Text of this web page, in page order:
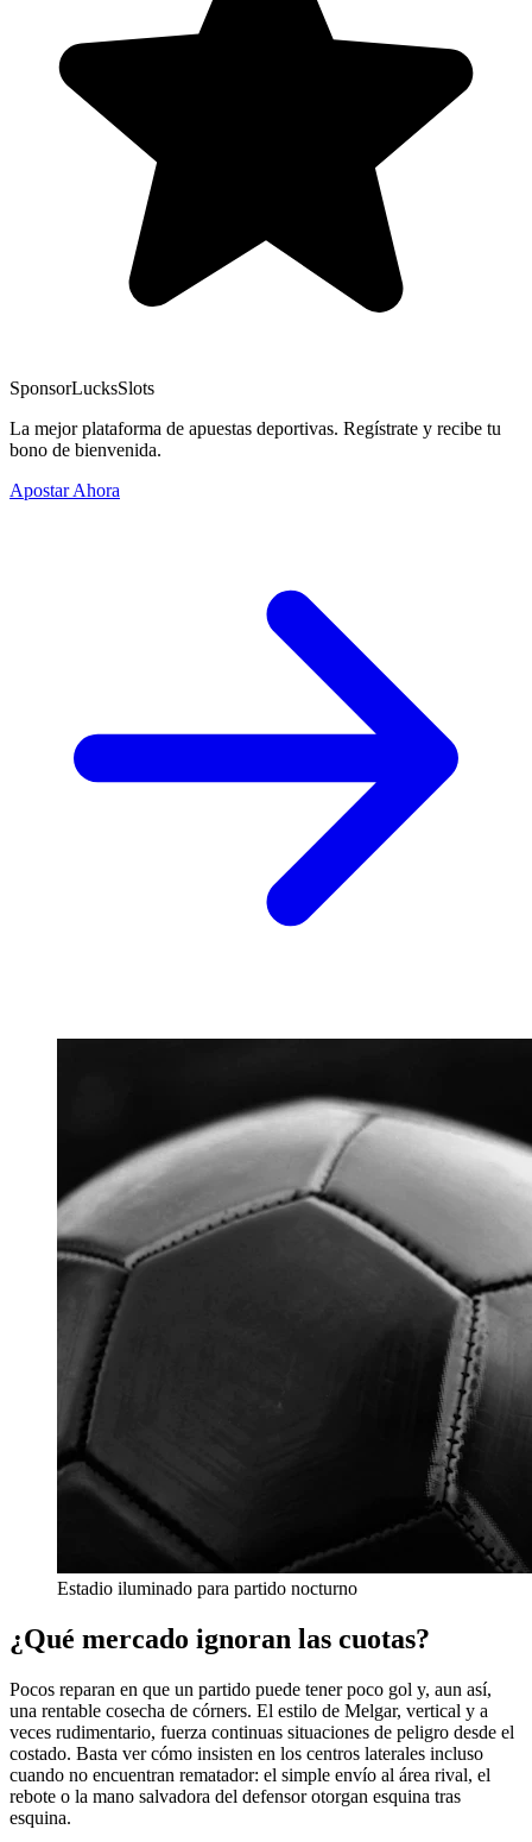
SponsorLucksSlots
La mejor plataforma de apuestas deportivas. Regístrate y recibe tu
bono de bienvenida.
Apostar Ahora
Estadio iluminado para partido nocturno
¿Qué mercado ignoran las cuotas?
Pocos reparan en que un partido puede tener poco gol y, aun así,
una rentable cosecha de córners. El estilo de Melgar, vertical y a
veces rudimentario, fuerza continuas situaciones de peligro desde el
costado. Basta ver cómo insisten en los centros laterales incluso
cuando no encuentran rematador: el simple envío al área rival, el
rebote o la mano salvadora del defensor otorgan esquina tras
esquina.